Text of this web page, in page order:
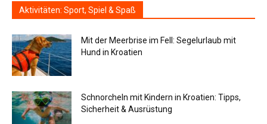
Aktivitäten: Sport, Spiel & Spaß
Mit der Meerbrise im Fell: Segelurlaub mit
Hund in Kroatien
Schnorcheln mit Kindern in Kroatien: Tipps,
Sicherheit & Ausrüstung